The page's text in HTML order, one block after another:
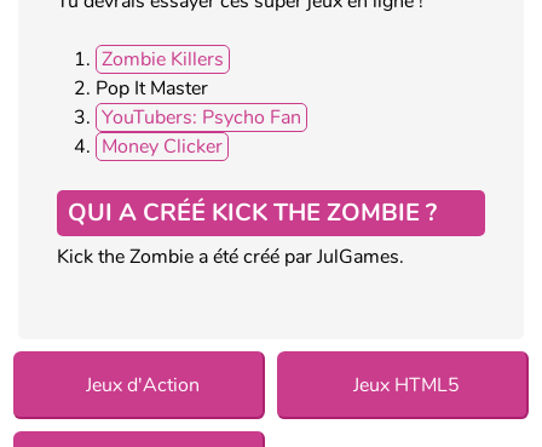
Zombie Killers
Pop It Master
YouTubers: Psycho Fan
Money Clicker
QUI A CRÉÉ KICK THE ZOMBIE ?
Kick the Zombie a été créé par JulGames.
Jeux d'Action Jeux HTML5